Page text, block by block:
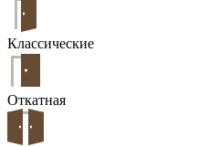
Классические
Откатная